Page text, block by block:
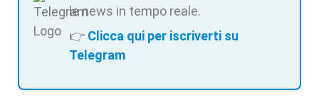
le news in tempo reale.
👉 Clicca qui per iscriverti su
Telegram